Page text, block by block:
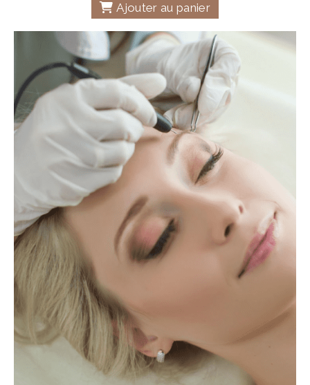
Ajouter au panier